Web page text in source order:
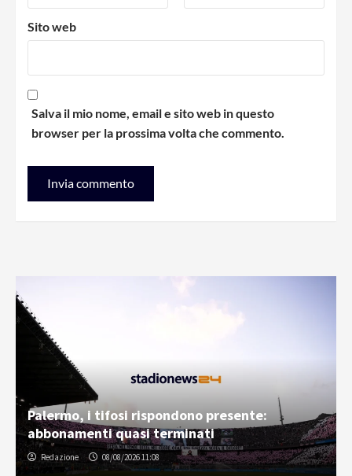
Sito web
Salva il mio nome, email e sito web in questo
browser per la prossima volta che commento.
Palermo, i tifosi rispondono presente:
abbonamenti quasi terminati
Redazione 08/08/2026 11:08